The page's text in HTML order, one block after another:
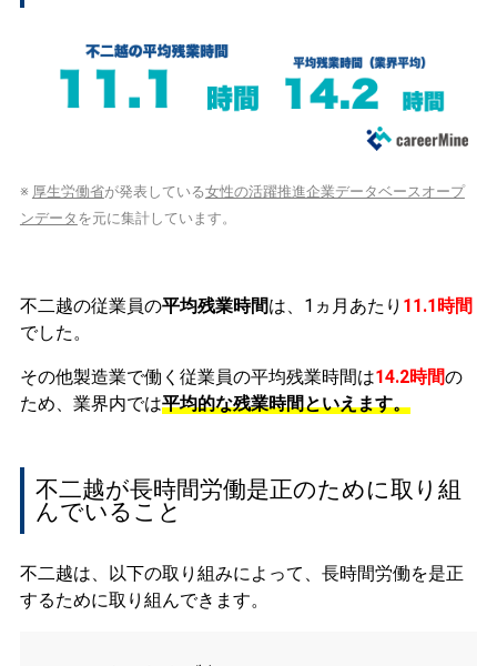
※ 厚生労働省が発表している女性の活躍推進企業データベースオープ
ンデータ を元に集計しています。
不二越の従業員の平均残業時間は、1ヵ月あたり 11.1時間
でした。
その他製造業で働く従業員の平均残業時間は14.2時間の
ため、業界内では平均的な残業時間といえます。
不二越が長時間労働是正のために取り組
んでいること
不二越は、以下の取り組みによって、長時間労働を是正
するために取り組んできます。